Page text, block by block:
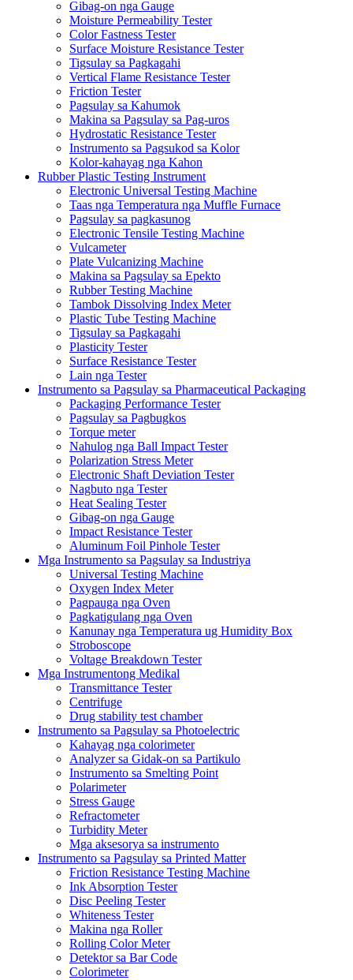
Gibag-on nga Gauge
Moisture Permeability Tester
Color Fastness Tester
Surface Moisture Resistance Tester
Tigsulay sa Pagkagahi
Vertical Flame Resistance Tester
Friction Tester
Pagsulay sa Kahumok
Makina sa Pagsulay sa Pag-uros
Hydrostatic Resistance Tester
Instrumento sa Pagsukod sa Kolor
Kolor-kahayag nga Kahon
Rubber Plastic Testing Instrument
Electronic Universal Testing Machine
Taas nga Temperatura nga Muffle Furnace
Pagsulay sa pagkasunog
Electronic Tensile Testing Machine
Vulcameter
Plate Vulcanizing Machine
Makina sa Pagsulay sa Epekto
Rubber Testing Machine
Tambok Dissolving Index Meter
Plastic Tube Testing Machine
Tigsulay sa Pagkagahi
Plasticity Tester
Surface Resistance Tester
Lain nga Tester
Instrumento sa Pagsulay sa Pharmaceutical Packaging
Packaging Performance Tester
Pagsulay sa Pagbugkos
Torque meter
Nahulog nga Ball Impact Tester
Polarization Stress Meter
Electronic Shaft Deviation Tester
Nagbuto nga Tester
Heat Sealing Tester
Gibag-on nga Gauge
Impact Resistance Tester
Aluminum Foil Pinhole Tester
Mga Instrumento sa Pagsulay sa Industriya
Universal Testing Machine
Oxygen Index Meter
Pagpauga nga Oven
Pagkatigulang nga Oven
Kanunay nga Temperatura ug Humidity Box
Stroboscope
Voltage Breakdown Tester
Mga Instrumentong Medikal
Transmittance Tester
Centrifuge
Drug stability test chamber
Instrumento sa Pagsulay sa Photoelectric
Kahayag nga colorimeter
Analyzer sa Gidak-on sa Partikulo
Instrumento sa Smelting Point
Polarimeter
Stress Gauge
Refractometer
Turbidity Meter
Mga aksesorya sa instrumento
Instrumento sa Pagsulay sa Printed Matter
Friction Resistance Testing Machine
Ink Absorption Tester
Disc Peeling Tester
Whiteness Tester
Makina nga Roller
Rolling Color Meter
Detektor sa Bar Code
Colorimeter